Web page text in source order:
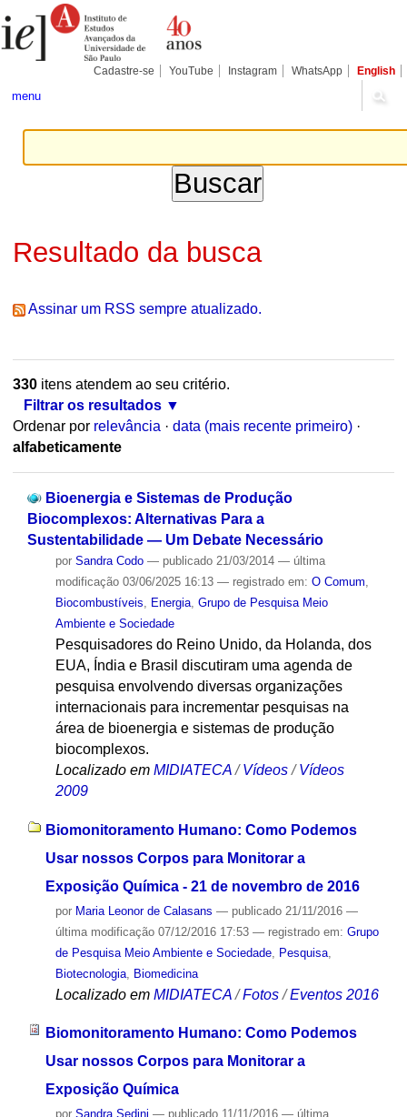
para
conteúdo.
Pessoais
Cadastre-se YouTube Instagram WhatsApp English
menu
Resultado da busca
Assinar um RSS sempre atualizado.
330itens atendem ao seu critério.
Filtrar os resultados
Ordenar por relevância · data (mais recente primeiro) ·
alfabeticamente
Bioenergia e Sistemas de Produção
Biocomplexos: Alternativas Para a
Sustentabilidade — Um Debate Necessário
por Sandra Codo — publicado21/03/2014 — última
modificação03/06/2025 16:13 — registrado em: O Comum
Biocombustíveis
Energia, Grupo de Pesquisa Meio
Ambiente e Sociedade
Pesquisadores do Reino Unido, da Holanda, dos
EUA, Índia e Brasil discutiram uma agenda de
pesquisa envolvendo diversas organizações
internacionais para incrementar pesquisas na
área de bioenergia e sistemas de produção
biocomplexos.
Localizado em MIDIATECA /Vídeos /Vídeos
2009
Biomonitoramento Humano: Como Podemos
Usar nossos Corpos para Monitorar a
Exposição Química - 21 de novembro de 2016
por Maria Leonor de Calasans — publicado21/11/2016 —
última modificação07/12/2016 17:53 — registrado em: Grupo
de Pesquisa Meio Ambiente e Sociedade, Pesquisa,
Biotecnologia, Biomedicina
Localizado em MIDIATECA /Fotos /Eventos 2016
Biomonitoramento Humano: Como Podemos
Usar nossos Corpos para Monitorar a
Exposição Química
por Sandra Sedini — publicado11/11/2016 — última